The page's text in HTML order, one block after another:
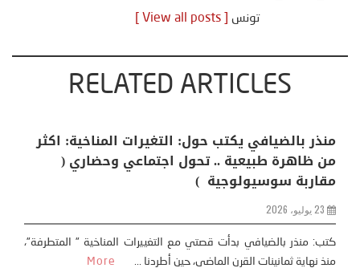
تونس
RELATED ARTICLES
منذر بالضيافي يكتب حول: التغيرات المناخية: اكثر
من ظاهرة طبيعية .. تحول اجتماعي وحضاري (
مقاربة سوسيولوجية )
23 يوليو، 2026
كتب: منذر بالضيافي بدأت قصتي مع التغييرات المناخية ” المتطرفة”،
منذ نهاية ثمانينات القرن الماضي، حين أطردنا ...
More